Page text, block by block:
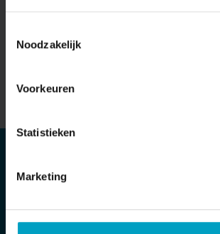
Noodzakelijk
Voorkeuren
Statistieken
Marketing